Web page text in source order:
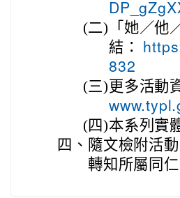
(二) 「她／
結：
832
(三) 更多活動
(四)本系列實
四、 隨文檢附活
轉知所屬同